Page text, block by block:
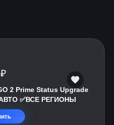
2 Prime Status Upgrade
✅ВСЕ РЕГИОНЫ